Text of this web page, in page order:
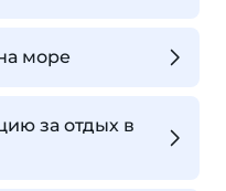
море
за отдых в